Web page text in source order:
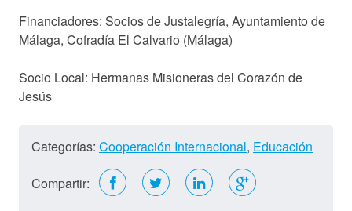
Voluntariado
Actualidad
Sala de Prensa
Galería de Vídeos
Contactar
Financiadores: Socios de Justalegría, Ayuntamiento de
Málaga, Cofradía El Calvario (Málaga)
Socio Local: Hermanas Misioneras del Corazón de
Jesús
Categorías: Cooperación Internacional, Educación
Compartir: